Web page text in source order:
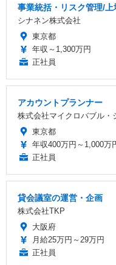
事業統括・リスク管理/
シナネン株式会社
東京都
年収～1,300万円
正社員
アカウントプランナー
株式会社マイクロバブル・
東京都
年収400万円～1,000万
正社員
貸会議室の運営・企画
株式会社TKP
大阪府
月給25万円～29万円
正社員